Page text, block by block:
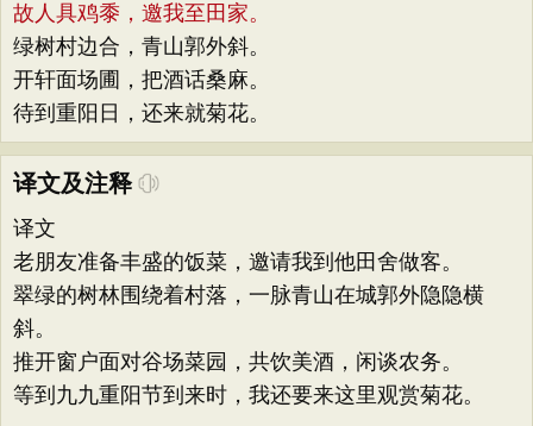
故人具鸡黍，邀我至田家。
绿树村边合，青山郭外斜。
开轩面场圃，把酒话桑麻。
待到重阳日，还来就菊花。
译文及注释
译文
老朋友准备丰盛的饭菜，邀请我到他田舍做客。
翠绿的树林围绕着村落，一脉青山在城郭外隐隐横
斜。
推开窗户面对谷场菜园，共饮美酒，闲谈农务。
等到九九重阳节到来时，我还要来这里观赏菊花。